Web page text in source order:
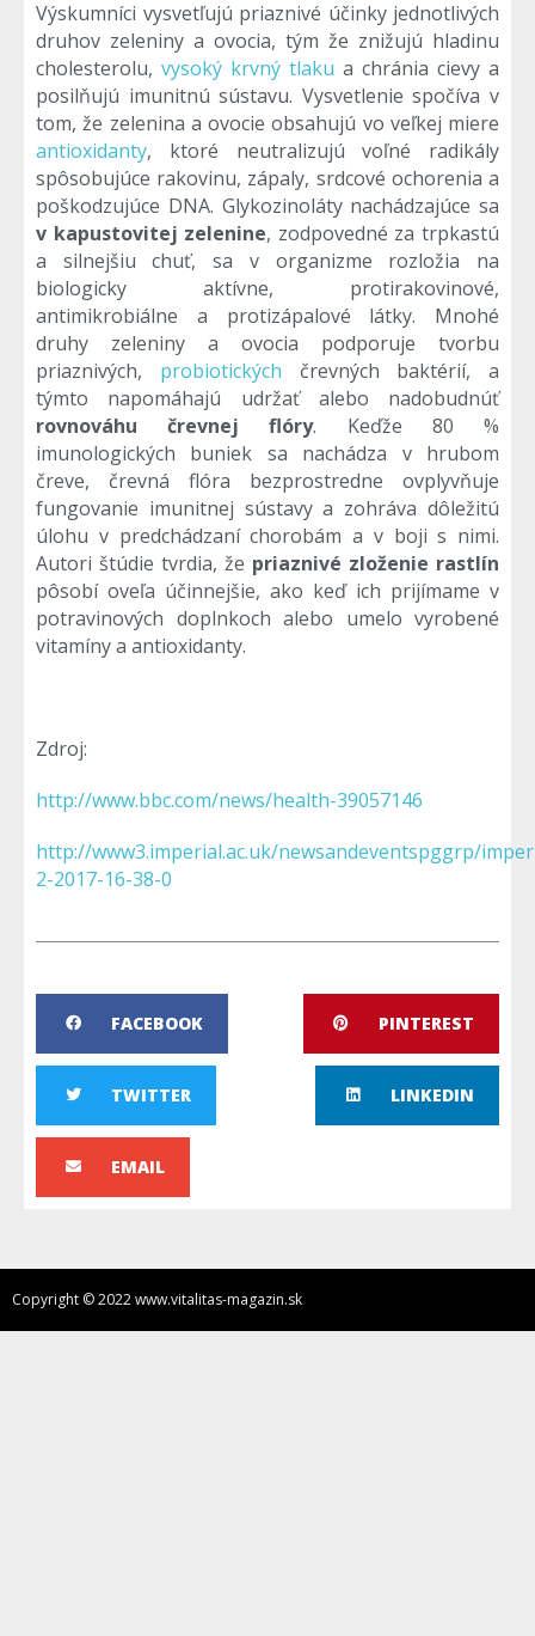
Výskumníci vysvetľujú priaznivé účinky jednotlivých
druhov zeleniny a ovocia, tým že znižujú hladinu
cholesterolu, vysoký krvný tlaku a chránia cievy a
posilňujú imunitnú sústavu. Vysvetlenie spočíva v
tom, že zelenina a ovocie obsahujú vo veľkej miere
antioxidanty, ktoré neutralizujú voľné radikály
spôsobujúce rakovinu, zápaly, srdcové ochorenia a
poškodzujúce DNA. Glykozinoláty nachádzajúce sa
v kapustovitej zelenine, zodpovedné za trpkastú
a silnejšiu chuť, sa v organizme rozložia na
biologicky aktívne, protirakovinové,
antimikrobiálne a protizápalové látky. Mnohé
druhy zeleniny a ovocia podporuje tvorbu
priaznivých, probiotických črevných baktérií, a
týmto napomáhajú udržať alebo nadobudnúť
rovnováhu črevnej flóry. Keďže 80 %
imunologických buniek sa nachádza v hrubom
čreve, črevná flóra bezprostredne ovplyvňuje
fungovanie imunitnej sústavy a zohráva dôležitú
úlohu v predchádzaní chorobám a v boji s nimi.
Autori štúdie tvrdia, že priaznivé zloženie rastlín
pôsobí oveľa účinnejšie, ako keď ich prijímame v
potravinových doplnkoch alebo umelo vyrobené
vitamíny a antioxidanty.
Zdroj:
http://www.bbc.com/news/health-39057146
http://www3.imperial.ac.uk/newsandeventspggrp/
2-2017-16-38-0
FACEBOOK PINTEREST
TWITTER LINKEDIN
EMAIL
Copyright © 2022 www.vitalitas-magazin.sk